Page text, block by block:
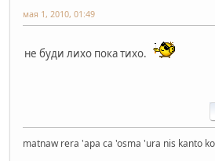
мая 1, 2010, 01:49
не буди лихо пока тихо.
matnaw rera 'apa ca 'osma 'ura nis kanto